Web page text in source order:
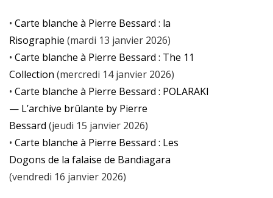
• Carte blanche à Pierre Bessard : la
Risographie (mardi 13 janvier 2026)
• Carte blanche à Pierre Bessard : The 11
Collection (mercredi 14 janvier 2026)
• Carte blanche à Pierre Bessard : POLARAKI
— L’archive brûlante by Pierre
Bessard (jeudi 15 janvier 2026)
• Carte blanche à Pierre Bessard : Les
Dogons de la falaise de Bandiagara
(vendredi 16 janvier 2026)